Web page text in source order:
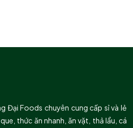
Đại Foods chuyên cung cấp sỉ và lẻ
thức ăn nhanh, ăn vặt, thả lẩu, cá